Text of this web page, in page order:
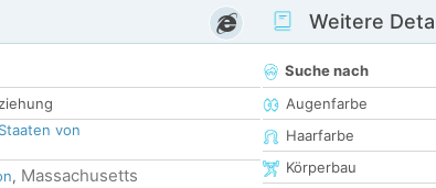
von
, Massachusetts
Weitere
Suche nach
Augenfarbe
Haarfarbe
Körperbau